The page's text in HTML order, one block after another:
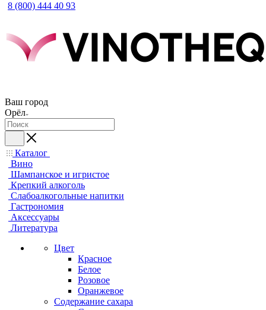
8 (800) 444 40 93
Ваш город
Орёл
Каталог
Вино
Шампанское и игристое
Крепкий алкоголь
Слабоалкогольные напитки
Гастрономия
Аксессуары
Литература
Цвет
Красное
Белое
Розовое
Оранжевое
Содержание сахара